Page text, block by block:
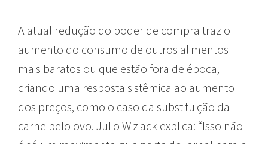
A atual redução do poder de compra traz o
aumento do consumo de outros alimentos
mais baratos ou que estão fora de época,
criando uma resposta sistêmica ao aumento
dos preços, como o caso da substituição da
carne pelo ovo. Julio Wiziack explica: “Isso não